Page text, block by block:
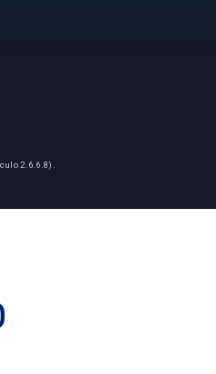
2.6.6.8).